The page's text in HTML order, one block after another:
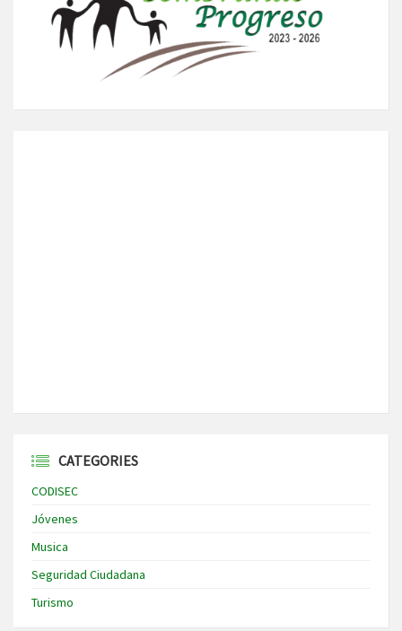
CATEGORIES
CODISEC
Jóvenes
Musica
Seguridad Ciudadana
Turismo